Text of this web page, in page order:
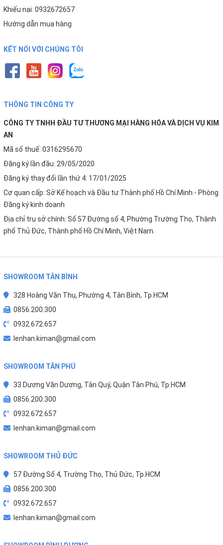
Khiếu nại: 0932672657
Hướng dẫn mua hàng
KẾT NỐI VỚI CHÚNG TÔI
THÔNG TIN CÔNG TY
CÔNG TY TNHH ĐẦU TƯ THƯƠNG MẠI HÀNG HÓA VÀ DỊCH VỤ KIM
AN
Mã số thuế: 0316295670
Đăng ký lần đầu: 29/05/2020
Đăng ký thay đổi lần thứ 4: 17/01/2025
Cơ quan cấp: Sở Kế hoạch và Đầu tư Thành phố Hồ Chí Minh - Phòng
Đăng ký kinh doanh
Địa chỉ trụ sở chính: Số 57 Đường số 4, Phường Trường Thọ, Thành
phố Thủ Đức, Thành phố Hồ Chí Minh, Việt Nam.
SHOWROOM TÂN BÌNH
328 Hoàng Văn Thụ, Phường 4, Tân Bình, Tp.HCM
0856.200.300
0932.672.657
lenhan.kiman@gmail.com
SHOWROOM TÂN PHÚ
33 Dương Văn Dương, Tân Quý, Quận Tân Phú, Tp.HCM
0856.200.300
0932.672.657
lenhan.kiman@gmail.com
SHOWROOM THỦ ĐỨC
57 Đường Số 4, Trường Thọ, Thủ Đức, Tp.HCM
0856.200.300
0932.672.657
lenhan.kiman@gmail.com